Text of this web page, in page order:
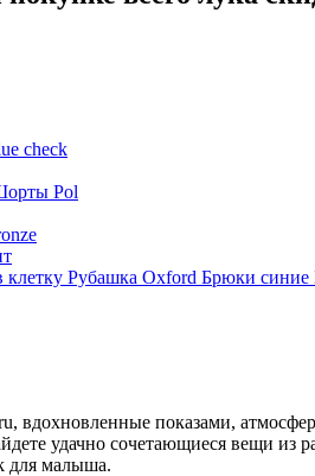
check
Pol
клетку Рубашка Oxford Брюки синие
вдохновленные показами,
удачно сочетающиеся вещи из
для малыша.